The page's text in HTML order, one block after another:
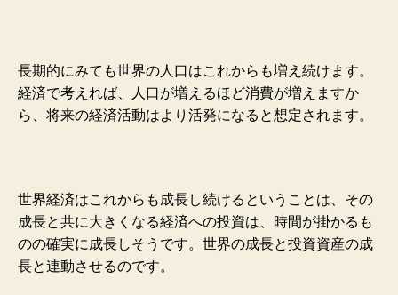
長期的にみても世界の人口はこれからも増え続けます。
経済で考えれば、人口が増えるほど消費が増えますか
ら、将来の経済活動はより活発になると想定されます。
世界経済はこれからも成長し続けるということは、その
成長と共に大きくなる経済への投資は、時間が掛かるも
のの確実に成長しそうです。世界の成長と投資資産の成
長と連動させるのです。